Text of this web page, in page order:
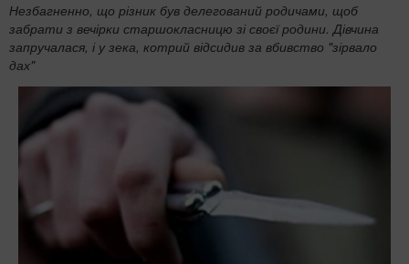
Незбагненно, що різник був делегований родичами, щоб
забрати з вечірки старшокласницю зі своєї родини. Дівчина
запручалася, і у зека, котрий відсидив за вбивство "зірвало
дах"